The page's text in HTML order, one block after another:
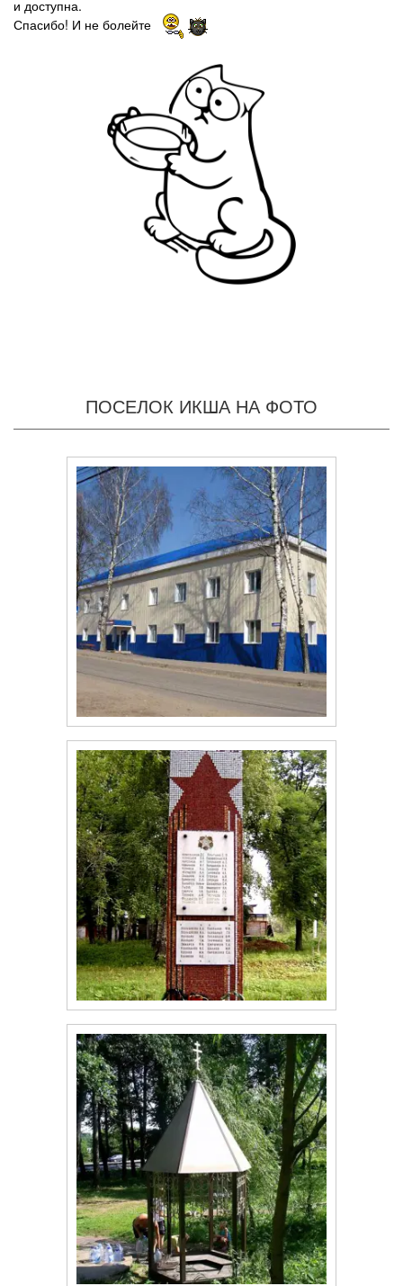
и доступна.
Спасибо! И не болейте
ПОСЕЛОК ИКША НА ФОТО